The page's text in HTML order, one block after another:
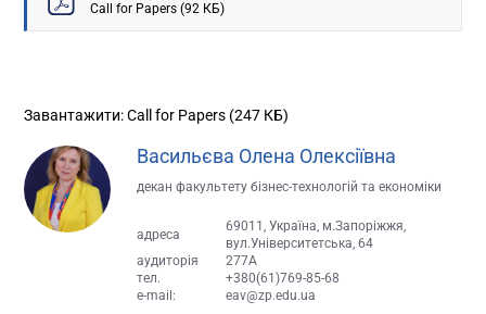
Call for Papers (92 КБ)
Завантажити: Call for Papers (247 КБ)
Васильєва Олена Олексіївна
декан факультету бізнес-технологій та економіки
адреса
69011, Україна, м.Запоріжжя,
вул.Університетська, 64
аудиторія
277А
тел.
+380(61)769-85-68
e-mail:
eav@zp.edu.ua